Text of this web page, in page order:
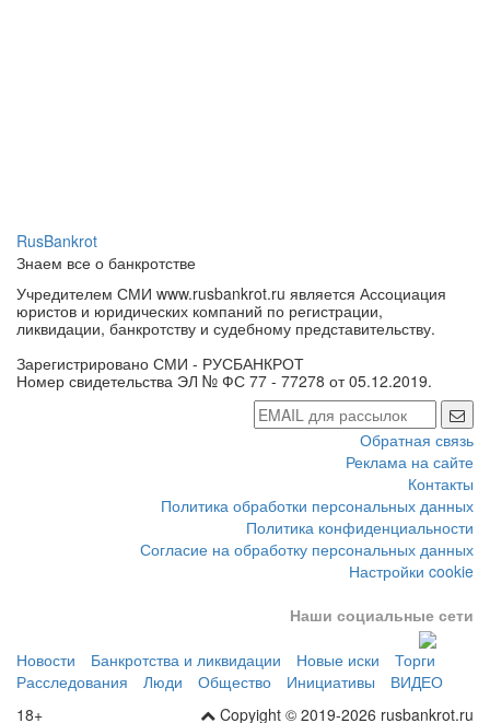
RusBankrot
Знаем все о банкротстве
Учредителем СМИ www.rusbankrot.ru является Ассоциация
юристов и юридических компаний по регистрации,
Зарегистрировано СМИ - РУСБАНКРОТ
Номер свидетельства ЭЛ № ФС 77 - 77278 от 05.12.2019.
Обратная связь
Реклама на сайте
Контакты
Политика обработки персональных данных
Политика конфиденциальности
Согласие на обработку персональных данных
Наши социальные сети
Новости Банкротства и ликвидации Новые иски
Торги
Общество ВИДЕО